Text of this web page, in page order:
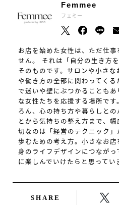
Femmee
フェミー
お店を始めた女性は、ただ仕
せん。 それは「自分の生き方
そのものです。サロンや小さ
や働き方の全部に関わってく
で迷いや壁にぶつかることも
な女性たちを応援する場所で
ろん、心の持ち方や暮らしと
とから気持ちの整え方まで、
切なのは「経営のテクニック」
歩むための考え方。小さなお
身のライフデザインにつなが
に楽しんでいけたらと思ってい
SHARE